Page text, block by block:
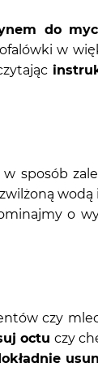
do
w
sposób
wodą
o
czy
octu czy